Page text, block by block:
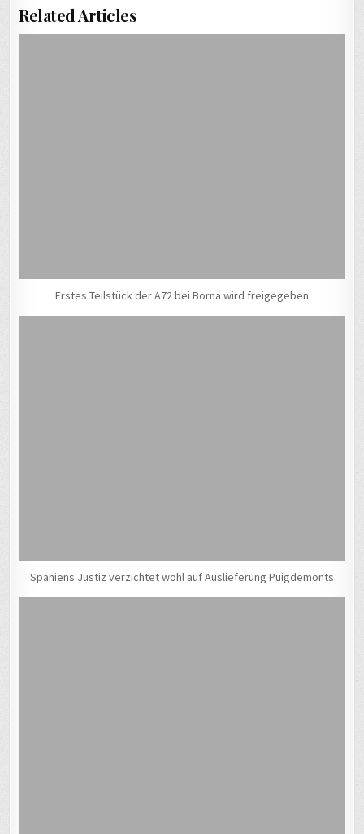
Related Articles
Erstes Teilstück der A72 bei Borna wird freigegeben
Spaniens Justiz verzichtet wohl auf Auslieferung Puigdemonts